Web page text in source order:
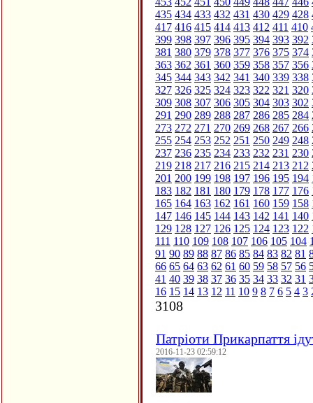
435 434 433 432 431 430 429 428
417 416 415 414 413 412 411 410
399 398 397 396 395 394 393 392
381 380 379 378 377 376 375 374
363 362 361 360 359 358 357 356
345 344 343 342 341 340 339 338
327 326 325 324 323 322 321 320
309 308 307 306 305 304 303 302
291 290 289 288 287 286 285 284
273 272 271 270 269 268 267 266
255 254 253 252 251 250 249 248
237 236 235 234 233 232 231 230
219 218 217 216 215 214 213 212
201 200 199 198 197 196 195 194
183 182 181 180 179 178 177 176
165 164 163 162 161 160 159 158
147 146 145 144 143 142 141 140
129 128 127 126 125 124 123 122
111 110 109 108 107 106 105 104
91 90 89 88 87 86 85 84 83 82 81
66 65 64 63 62 61 60 59 58 57 56
41 40 39 38 37 36 35 34 33 32 31
16 15 14 13 12 11 10 9 8 7 6 5 4 3
3108
Патріоти Прикарпаття
2016-11-23 02:59:12